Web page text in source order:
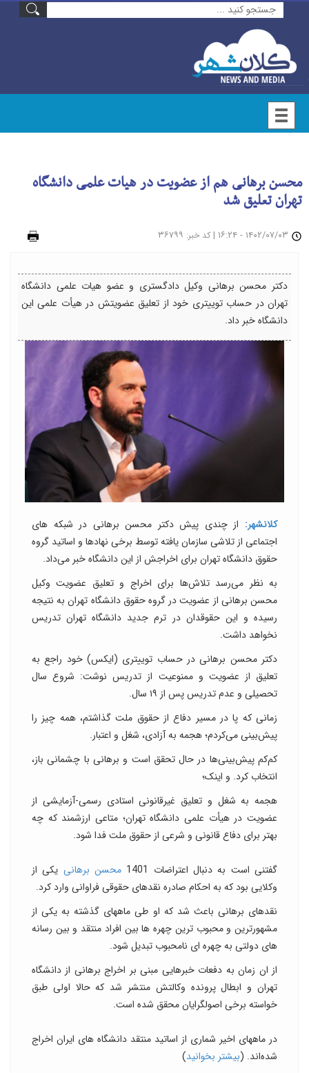
محسن برهانی هم از عضویت در هیات علمی دانشگاه
تهران تعلیق شد
| کد خبر: ۳۶۷۹۹
دکتر محسن برهانی وکیل دادگستری و عضو هیات علمی دانشگاه
تهران در حساب توییتری خود از تعلیق عضویتش در هیأت علمی این
دانشگاه خبر داد.
کلانشهر: از چندی پیش دکتر محسن برهانی در شبکه های
اجتماعی از تلاشی سازمان یافته توسط برخی نهادها و اساتید گروه
حقوق دانشگاه تهران برای اخراجش از این دانشگاه خبر می‌داد.
به نظر می‌رسد تلاش‌ها برای اخراج و تعلیق عضویت وکیل
محسن برهانی از عضویت در گروه حقوق دانشگاه تهران به نتیجه
رسیده و این حقوقدان در ترم جدید دانشگاه تهران تدریس
نخواهد داشت.
دکتر محسن برهانی در حساب توییتری (ایکس) خود راجع به
تعلیق از عضویت و ممنوعیت از تدریس نوشت: شروع سال
تحصیلی و عدم تدریس پس از ۱۹ سال.
زمانی که پا در مسیر دفاع از حقوق ملت گذاشتم، همه چیز را
پیش‌بینی می‌کردم؛ هجمه به آزادی، شغل و اعتبار.
کم‌کم پیش‌بینی‌ها در حال تحقق است و برهانی با چشمانی باز،
انتخاب کرد. و اینک؛
هجمه به شغل و تعلیق غیرقانونی استادی رسمی-آزمایشی از
عضویت در هیأت علمی دانشگاه تهران؛ متاعی ارزشمند که چه
بهتر برای دفاع قانونی و شرعی از حقوق ملت فدا شود.
گفتنی است به دنبال اعتراضات 1401 محسن برهانی یکی از
وکلایی بود که به احکام صادره نقدهای حقوقی‌ فراوانی وارد کرد.
نقدهای برهانی باعث شد که او طی ماههای گذشته به یکی از
مشهورترین و محبوب ترین چهره ها بین افراد منتقد و بین رسانه
های دولتی به چهره ای نامحبوب تبدیل شود.
از ان زمان به دفعات خبرهایی مبنی بر اخراج برهانی از دانشگاه
تهران و ابطال پرونده وکالتش منتشر شد که حالا اولی طبق
خواسته برخی اصولگرایان محقق شده است.
در ماههای اخیر شماری از اساتید منتقد دانشگاه های ایران اخراج
شده‌اند. (بیشتر بخوانید)